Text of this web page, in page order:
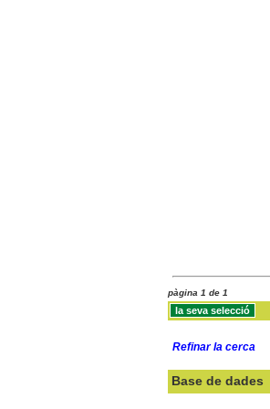
pàgina 1 de 1
Refinar la cerca
Base de dades